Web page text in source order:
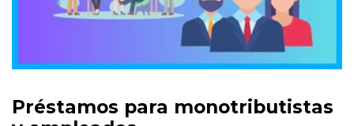
Préstamos para monotributistas